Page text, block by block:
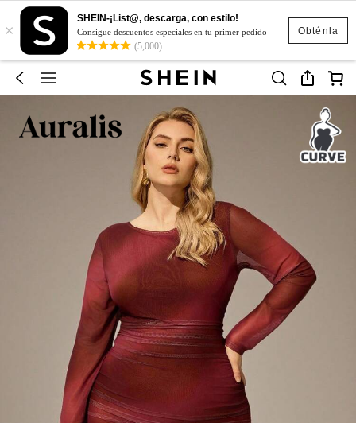
Obténla
×
SHEIN-¡List@, descarga, con estilo!
Consigue descuentos especiales en tu primer pedido
(5,000)